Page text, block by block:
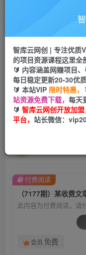
会员专属推广链
网赚网创 项目
365天稳定跟新
首页 创业课程 会员专
（7177期）某收
头准备了两个“心
此内容为付费阅读，请
会员 免费
付费阅读
智库云网创 | 专注优质
的项目资源课程这里全
🔰 内容涵盖网赚项目
每日稳定更新20-30优
🔰 本站VIP 限时特惠，
站资源免费下载， 每天
🔰 智库云网创开放加
平台， 站长微信：